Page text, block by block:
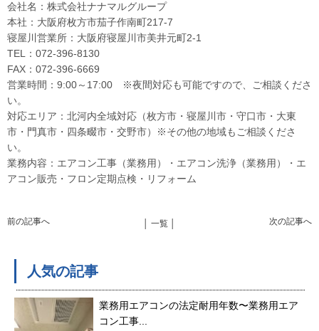
会社名：株式会社ナナマルグループ
本社：大阪府枚方市茄子作南町217-7
寝屋川営業所：大阪府寝屋川市美井元町2-1
TEL：072-396-8130
FAX：072-396-6669
営業時間：9:00～17:00 ※夜間対応も可能ですので、ご相談くださ
い。
対応エリア：北河内全域対応（枚方市・寝屋川市・守口市・大東
市・門真市・四条畷市・交野市）※その他の地域もご相談くださ
い。
業務内容：エアコン工事（業務用）・エアコン洗浄（業務用）・エ
アコン販売・フロン定期点検・リフォーム
前の記事へ 次の記事へ
│ 一覧 │
人気の記事
業務用エアコンの法定耐用年数〜業務用エア
コン工事...